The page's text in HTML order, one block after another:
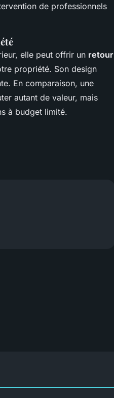
de professionnels
elle peut offrir un retour
propriété. Son design
En comparaison, une
autant de valeur, mais
à budget limité.